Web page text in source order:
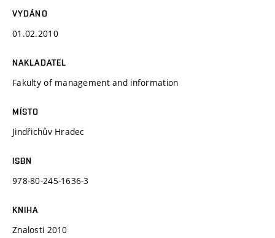
VYDÁNO
01.02.2010
NAKLADATEL
Fakulty of management and information
MÍSTO
Jindřichův Hradec
ISBN
978-80-245-1636-3
KNIHA
Znalosti 2010